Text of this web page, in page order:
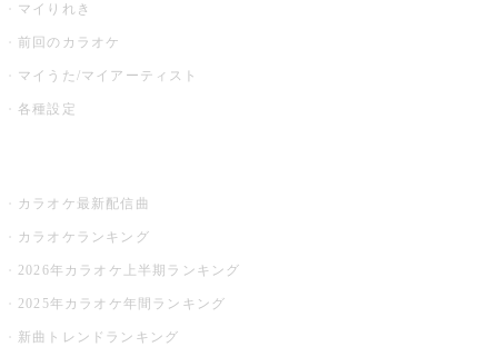
マイりれき
前回のカラオケ
マイうた/マイアーティスト
各種設定
カラオケ最新配信曲
カラオケランキング
2026年カラオケ上半期ランキング
2025年カラオケ年間ランキング
新曲トレンドランキング